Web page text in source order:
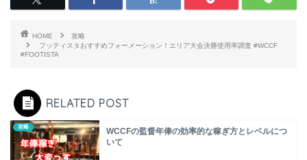
HOME
攻略
フッティスタおすすめフォーメーション！エリア大会決勝使用率調査 #WCCF
#FOOTISTA
RELATED POST
攻略
WCCFの監督年俸の効率的な稼ぎ方とレベルにつ
いて